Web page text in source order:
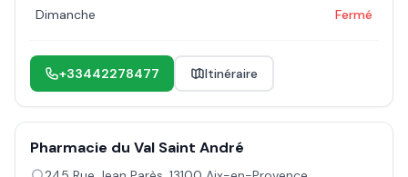
Dimanche
Fermé
+33442278477 Itinéraire
Pharmacie du Val Saint André